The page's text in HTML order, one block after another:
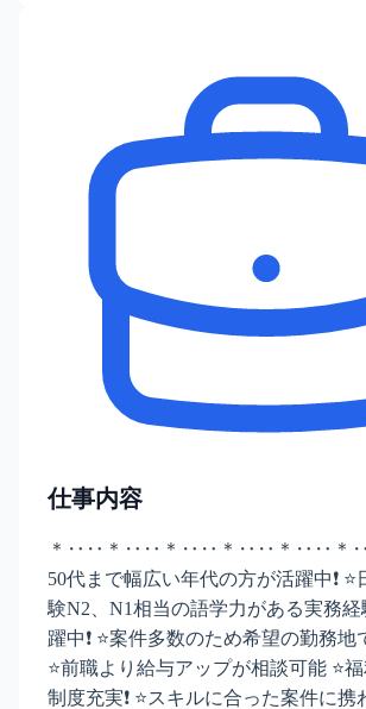
仕事内容
＊‥‥＊‥‥＊‥‥＊‥‥＊‥‥＊‥‥
50代まで幅広い年代の方が活躍中❗
験N2、N1相当の語学力がある実務
躍中❗ ⭐案件多数のため希望の勤務地
⭐前職より給与アップが相談可能 ⭐
制度充実❗ ⭐スキルに合った案件に携